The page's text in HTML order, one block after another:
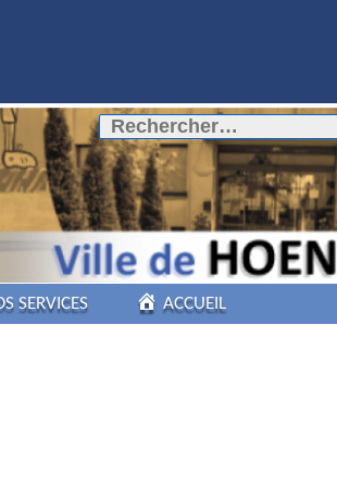
Rechercher :
SERVICES ACCUEIL